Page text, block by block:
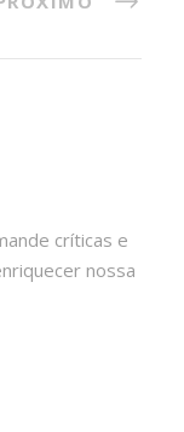
críticas e
nossa